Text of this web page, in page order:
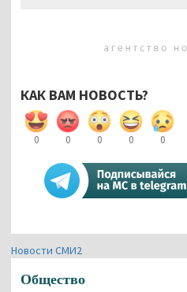
КАК ВАМ НОВОСТЬ?
0 0 0 0 0
Новости СМИ2
Общество